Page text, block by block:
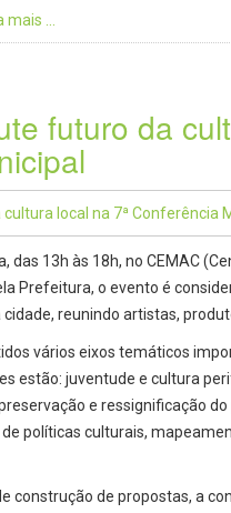
mais ...
futuro da
das 13h às 18h, no CEMAC
Prefeitura, o evento é
reunindo artistas,
vários eixos temáticos
estão: juventude e cultura
e ressignificação
políticas culturais,
construção de propostas, a